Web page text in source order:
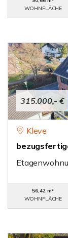
WOHNFLÄCHE
315.000,- €
Kleve
56,42 m²
WOHNFLÄCHE